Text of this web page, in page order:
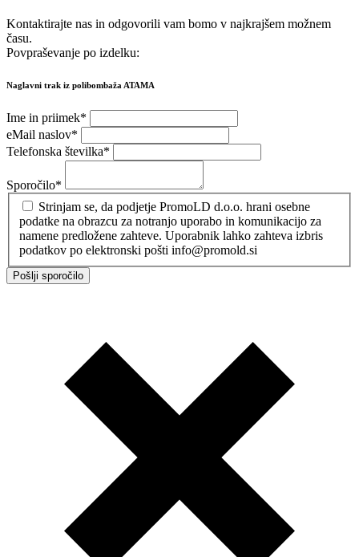
Kontaktirajte nas in odgovorili vam bomo v najkrajšem možnem
času.
Povpraševanje po izdelku:
Naglavni trak iz polibombaža ATAMA
Ime in priimek*
eMail naslov*
Telefonska številka*
Sporočilo*
Strinjam se, da podjetje PromoLD d.o.o. hrani osebne
podatke na obrazcu za notranjo uporabo in komunikacijo za
namene predložene zahteve. Uporabnik lahko zahteva izbris
podatkov po elektronski pošti info@promold.si
Pošlji sporočilo